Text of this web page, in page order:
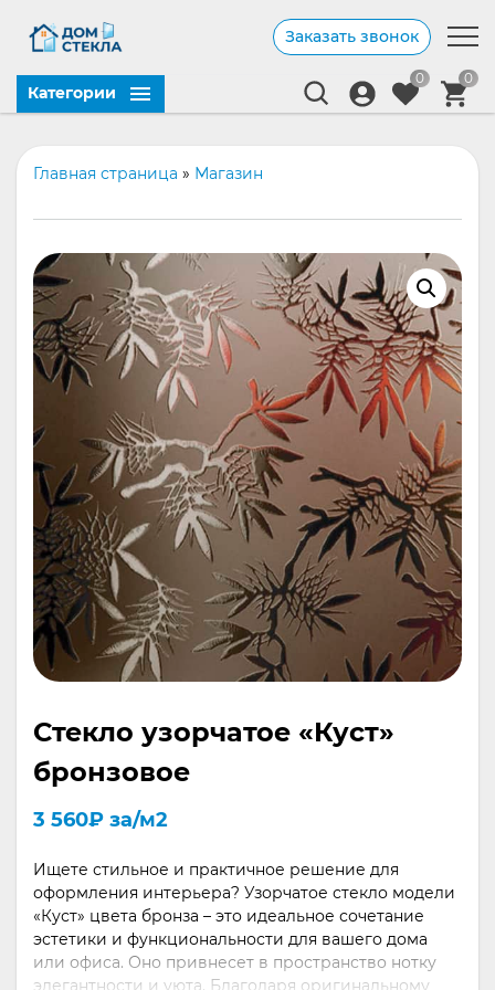
Заказать звонок
Категории
0 0
Главная страница » Магазин
Стекло узорчатое «Куст»
бронзовое
3 560₽ за/м2
Ищете стильное и практичное решение для
оформления интерьера? Узорчатое стекло модели
«Куст» цвета бронза – это идеальное сочетание
эстетики и функциональности для вашего дома
или офиса. Оно привнесет в пространство нотку
элегантности и уюта. Благодаря оригинальному